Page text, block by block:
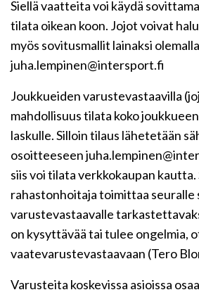
Siellä vaatteita voi käydä
tilata oikean koon. Jojot voivat
myös sovitusmallit lainaksi
juha.lempinen@intersport.fi
Joukkueiden varustevastaavilla
mahdollisuus tilata koko
laskulle. Silloin tilaus lähetetään
osoitteeseen
siis voi tilata verkkokaupan kautta.
rahastonhoitaja toimittaa seuralle
varustevastaavalle
on kysyttävää tai tulee ongelmia,
vaatevarustevastaavaan (Tero
Varusteita koskevissa asioissa